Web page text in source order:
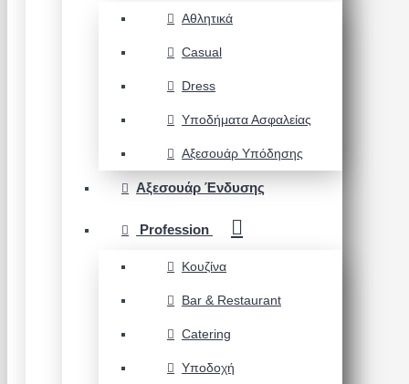
Αθλητικά
Casual
Dress
Υποδήματα Ασφαλείας
Αξεσουάρ Υπόδησης
Αξεσουάρ Ένδυσης
Profession
Κουζίνα
Bar & Restaurant
Catering
Υποδοχή